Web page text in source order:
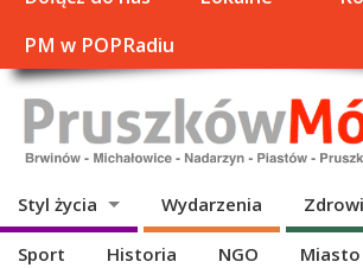
PM w POPRadiu
Styl życia Wydarzenia
Sport Historia NGO Miasto